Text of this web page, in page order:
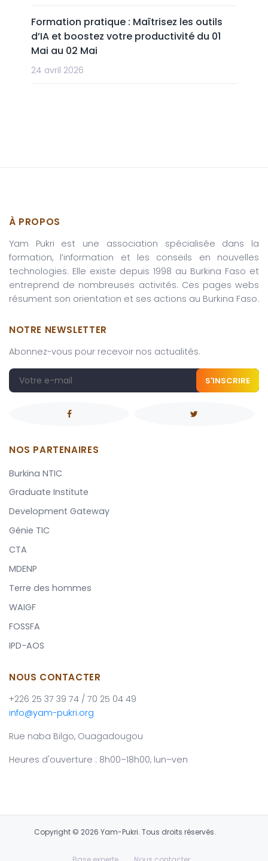
Formation pratique : Maîtrisez les outils
d’IA et boostez votre productivité du 01
Mai au 02 Mai
24 avril 2026
À PROPOS
Yam Pukri est une association spécialisée dans la
formation, l’information et les conseils en nouvelles
technologies. Elle existe depuis 1998 au Burkina Faso et
entreprend de nombreuses activités. Ces pages webs
résument son orientation et ses actions au Burkina Faso.
NOTRE NEWSLETTER
Abonnez-vous pour recevoir nos actualités.
S'INSCRIRE
NOS PARTENAIRES
Burkina NTIC
Graduate Institute
Development Gateway
Génie TIC
CTA
MDENP
Terre des hommes
WAIGF
FOSSFA
IPD-AOS
NOUS CONTACTER
+226 25 37 39 74 / 70 25 04 49
info@yam-pukri.org
Rue naba Bilgo, Ouagadougou
Heures d'ouverture : 8h00–18h00, lun–ven
Copyright © 2026 Yam-Pukri. Tous droits réservés.